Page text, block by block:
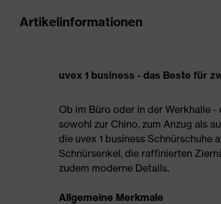
Artikelinformationen
uvex 1 business - das Beste für
Ob im Büro oder in der Werkhalle -
sowohl zur Chino, zum Anzug als
die uvex 1 business Schnürschuhe
Schnürsenkel, die raffinierten
zudem moderne Details.
Allgemeine Merkmale